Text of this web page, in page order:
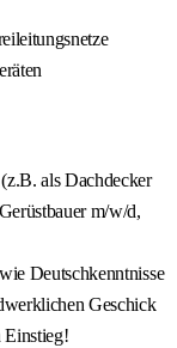
als Dachdecker
m/w/d,
Deutschkenntnisse
Geschick
Einstieg!